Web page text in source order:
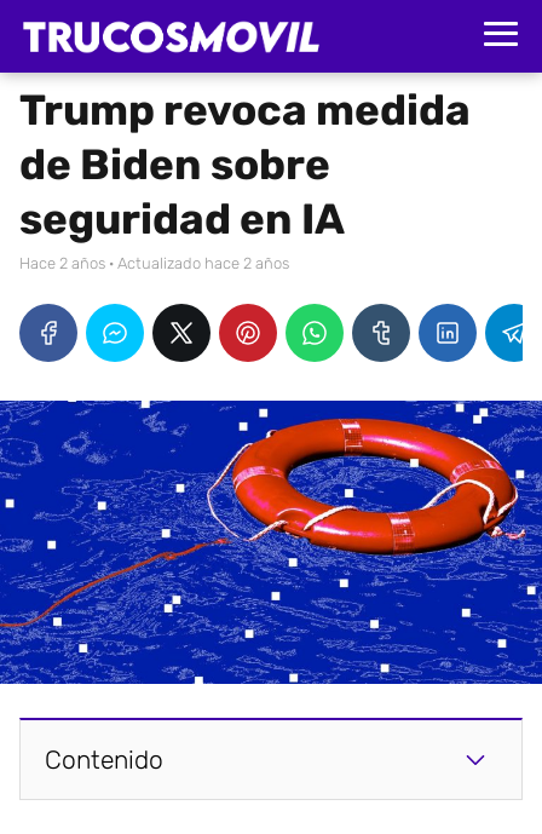
Trump revoca medida
de Biden sobre
seguridad en IA
hace 2 años · Actualizado hace 2 años
Contenido